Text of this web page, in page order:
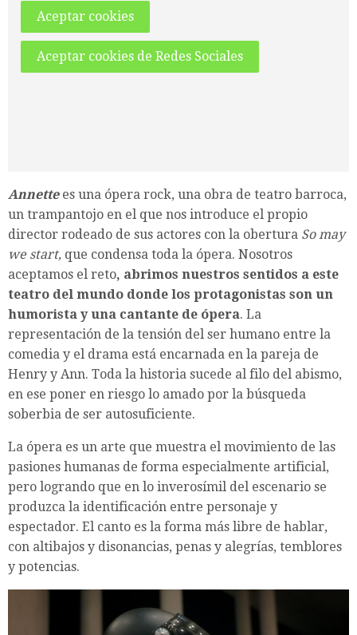
Aceptar cookies
Aceptar cookies de Redes Sociales
Annettees una ópera rock, una obra de teatro barroca,
un trampantojo en el que nos introduce el propio
director rodeado de sus actores con la obertura So may
we start, que condensa toda la ópera. Nosotros
aceptamos el reto, abrimos nuestros sentidos a este
teatro del mundo donde los protagonistas son un
humorista y una cantante de ópera. La
representación de la tensión del ser humano entre la
comedia y el drama está encarnada en la pareja de
Henry y Ann. Toda la historia sucede al filo del abismo,
en ese poner en riesgo lo amado por la búsqueda
soberbia de ser autosuficiente.
La ópera es un arte que muestra el movimiento de las
pasiones humanas de forma especialmente artificial,
pero logrando que en lo inverosímil del escenario se
produzca la identificación entre personaje y
espectador. El canto es la forma más libre de hablar,
con altibajos y disonancias, penas y alegrías, temblores
y potencias.